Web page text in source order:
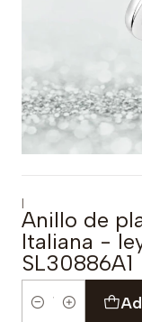
|
Anillo de
Italiana -
SL30886A1
Quantity